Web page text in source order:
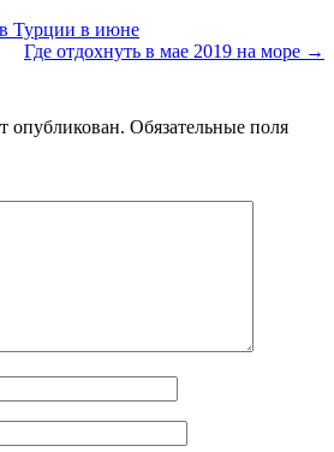
Турции в июне
Где отдохнуть в мае 2019 на море →
опубликован. Обязательные поля